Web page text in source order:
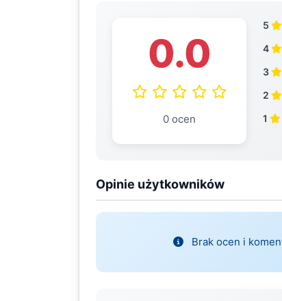
0.0
0 ocen
5
4
3
2
1
Opinie użytkowników
Brak ocen i